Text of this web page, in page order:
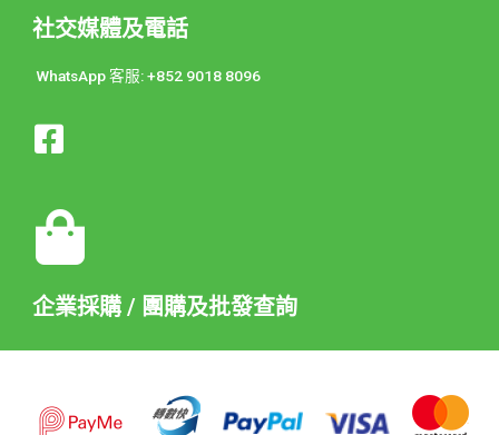
社交媒體及電話
WhatsApp 客服: +852 9018 8096
企業採購 / 團購及批發查詢